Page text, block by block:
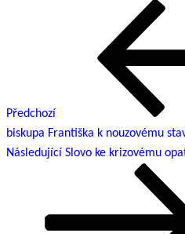
Předchozí
biskupa Františka k nouzovému
Následující
Následující Slovo ke krizovému